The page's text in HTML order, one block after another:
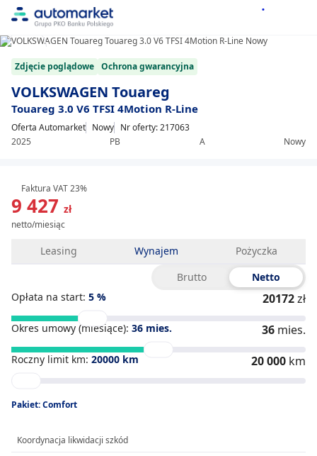
Zdjęcie poglądowe Ochrona gwarancyjna
VOLKSWAGEN Touareg
Touareg 3.0 V6 TFSI 4Motion R-Line
Oferta Automarket Nowy
2025
PB A Nowy
Nr oferty: 217063
9 427 zł
netto/miesiąc
Faktura VAT 23%
Leasing Wynajem
Pożyczka
Brutto
Netto
Opłata na start: 5 % 20172zł
Okres umowy (miesiące): 36 mies. 36 mies.
Roczny limit km: 20000 km 20 000 km
Pakiet: Comfort
Koordynacja likwidacji szkód